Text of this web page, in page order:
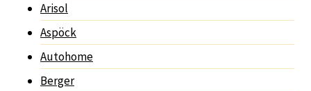
Arisol
Aspöck
Autohome
Berger